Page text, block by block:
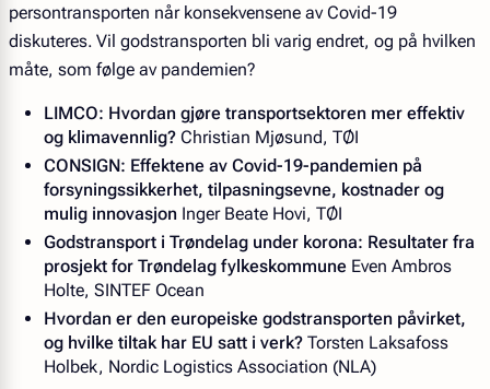
persontransporten når konsekvensene av Covid-19
diskuteres. Vil godstransporten bli varig endret, og på hvilken
måte, som følge av pandemien?
LIMCO: Hvordan gjøre transportsektoren mer effektiv
og klimavennlig? Christian Mjøsund, TØI
CONSIGN: Effektene av Covid-19-pandemien på
forsyningssikkerhet, tilpasningsevne, kostnader og
mulig innovasjon Inger Beate Hovi, TØI
Godstransport i Trøndelag under korona: Resultater fra
prosjekt for Trøndelag fylkeskommune Even Ambros
Holte, SINTEF Ocean
Hvordan er den europeiske godstransporten påvirket,
og hvilke tiltak har EU satt i verk? Torsten Laksafoss
Holbek, Nordic Logistics Association (NLA)